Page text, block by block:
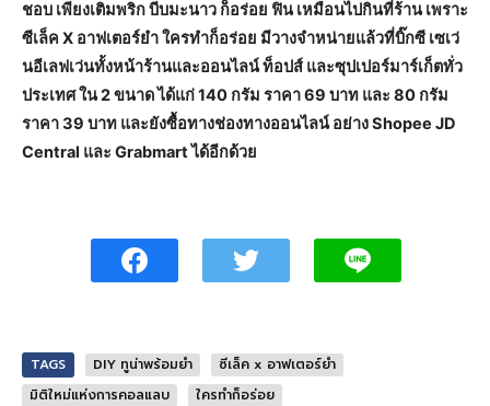
ชอบ เพียงเติมพริก บีบมะนาว ก็อร่อย ฟิน เหมือนไปกินที่ร้าน เพราะ
ซีเล็ค X อาฟเตอร์ยำ ใครทำก็อร่อย มีวางจำหน่ายแล้วที่บิ๊กซี เซเว่
นอีเลฟเว่นทั้งหน้าร้านและออนไลน์ ท็อปส์ และซุปเปอร์มาร์เก็ตทั่ว
ประเทศ ใน 2 ขนาด ได้แก่ 140 กรัม ราคา 69 บาท และ 80 กรัม
ราคา 39 บาท และยังซื้อทางช่องทางออนไลน์ อย่าง Shopee JD
Central และ Grabmart ได้อีกด้วย
TAGS DIY ทูน่าพร้อมยำ
ซีเล็ค x อาฟเตอร์ยำ
มิติใหม่แห่งการคอลแลบ
ใครทำก็อร่อย